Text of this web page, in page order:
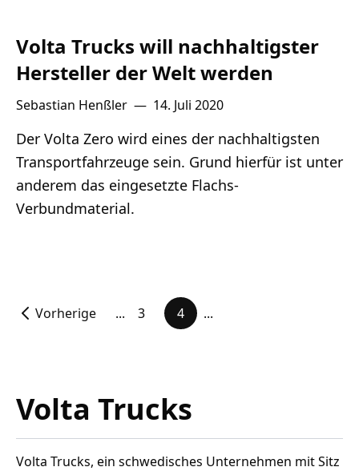
Volta Trucks will nachhaltigster
Hersteller der Welt werden
Sebastian Henßler — 14. Juli 2020
Der Volta Zero wird eines der nachhaltigsten
Transportfahrzeuge sein. Grund hierfür ist unter
anderem das eingesetzte Flachs-
Verbundmaterial.
Vorherige ... 3 4 ...
Volta Trucks
Volta Trucks, ein schwedisches Unternehmen mit Sitz